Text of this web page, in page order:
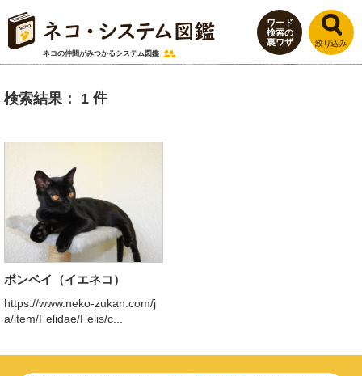
ネコの仲間がみつかるシステム図鑑
ワード
検索の
裏ワザ
1
ボンベイ（イエネコ）
https://www.neko-zukan.com/j
a/item/Felidae/Felis/c...